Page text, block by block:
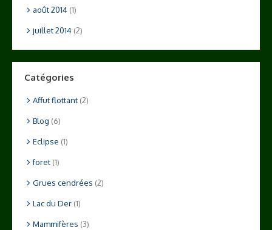
août 2014 (1)
juillet 2014 (2)
Catégories
Affut flottant (2)
Blog (6)
Eclipse (1)
foret (1)
Grues cendrées (2)
Lac du Der (1)
Mammifères (3)